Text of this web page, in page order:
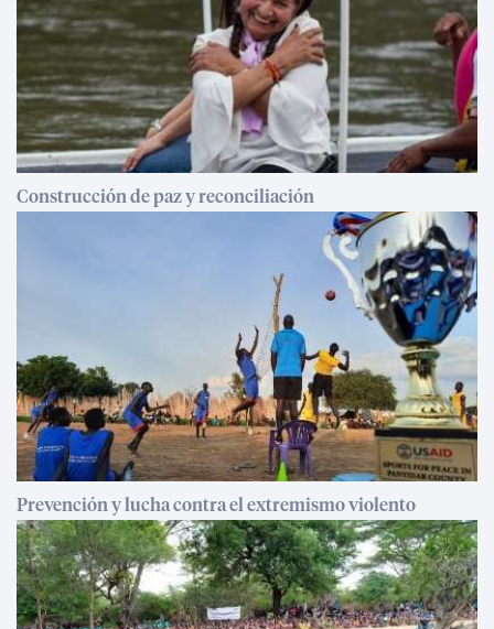
Construcción de paz y reconciliación
Prevención y lucha contra el extremismo violento